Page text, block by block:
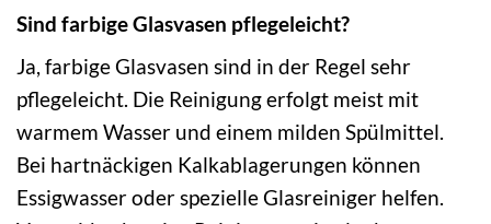
Sind farbige Glasvasen pflegeleicht?
Ja, farbige Glasvasen sind in der Regel sehr
pflegeleicht. Die Reinigung erfolgt meist mit
warmem Wasser und einem milden Spülmittel.
Bei hartnäckigen Kalkablagerungen können
Essigwasser oder spezielle Glasreiniger helfen.